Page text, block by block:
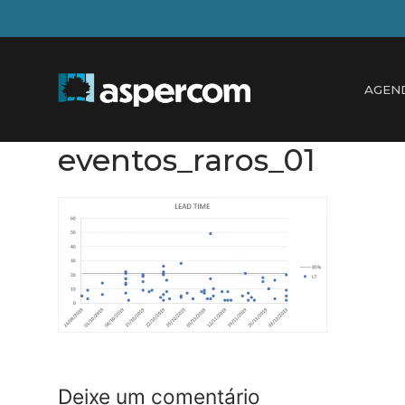
para
conteúdo
eventos_raros_01
Deixe um comentário